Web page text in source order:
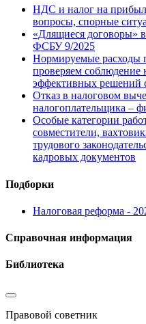
НДС и налог на
вопросы, спорные
«Длящиеся договоры» в
ФСБУ 9/2025
Нормируемые расходы
проверяем
эффективных решений
Отказ в налоговом
налогоплательщика –
Особые категории
совместители,
трудового
кадровых документов
Подборки
Налоговая реформа -
Справочная информация
Библиотека
Правовой советник